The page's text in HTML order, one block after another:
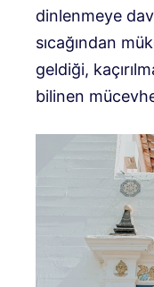
dinlenmeye
sıcağından
geldiği,
bilinen